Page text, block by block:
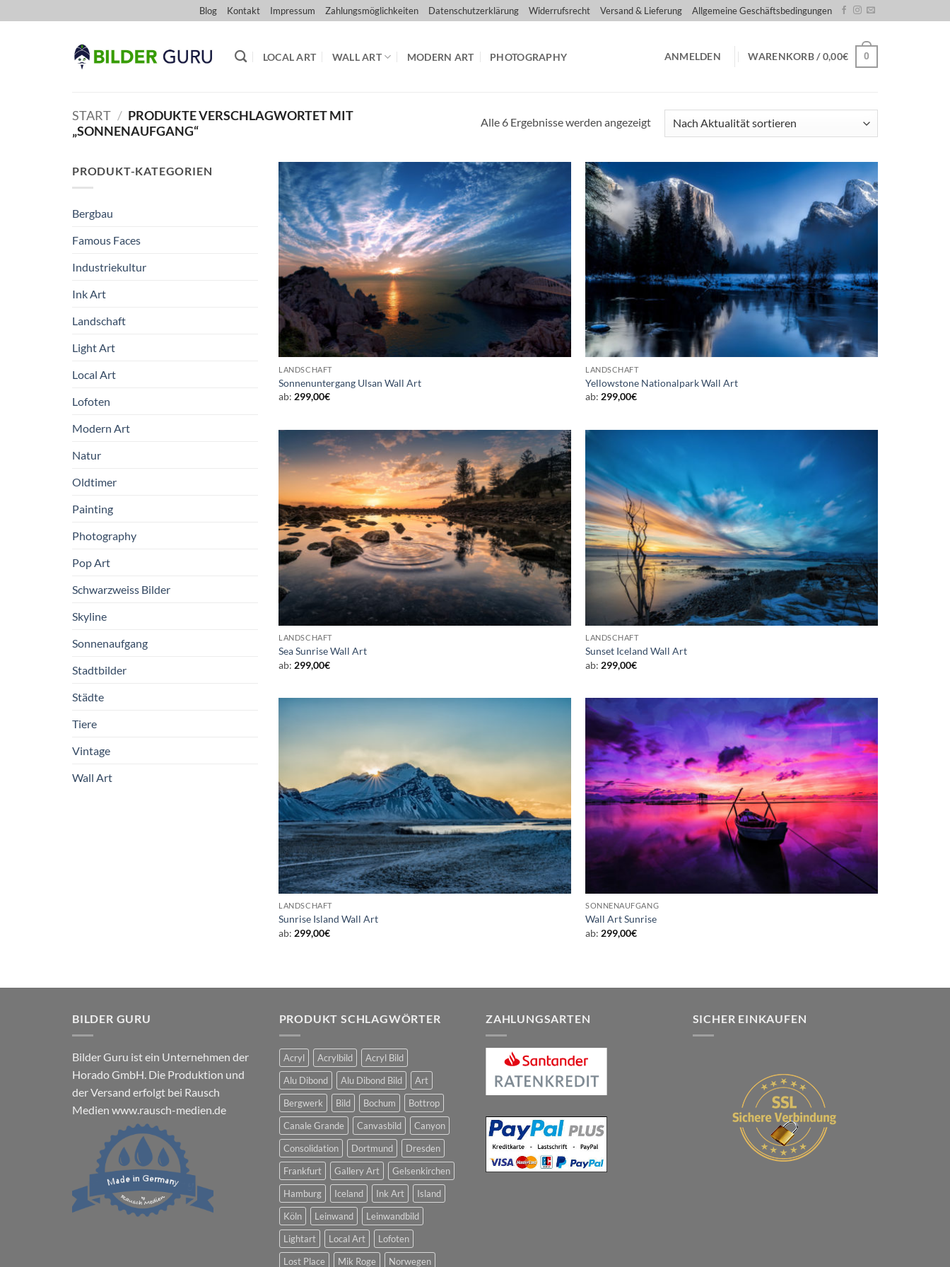
Inhalt
Blog Kontakt Impressum Zahlungsmöglichkeiten Datenschutzerklärung Widerrufsrecht Versand & Lieferung Allgemeine Geschäftsbedingungen
LOCAL ART WALL ART MODERN ART PHOTOGRAPHY ANMELDEN WARENKORB /0,00€ 0
START / PRODUKTE VERSCHLAGWORTET MIT
„SONNENAUFGANG“
Alle 6 Ergebnisse werden angezeigtNach
Aktualität
PRODUKT-KATEGORIEN
Bergbau
Famous Faces
Industriekultur
Ink Art
Landschaft
Light Art
Local Art
Lofoten
Modern Art
Natur
Oldtimer
Painting
Photography
Pop Art
Schwarzweiss Bilder
Skyline
Sonnenaufgang
Stadtbilder
Städte
Tiere
Vintage
Wall Art
LANDSCHAFT
Sonnenuntergang Ulsan Wall Art
ab: 299,00€
LANDSCHAFT
Yellowstone Nationalpark Wall Art
ab: 299,00€
LANDSCHAFT
Sea Sunrise Wall Art
ab: 299,00€
LANDSCHAFT
Sunset Iceland Wall Art
ab: 299,00€
LANDSCHAFT
Sunrise Island Wall Art
ab: 299,00€
SONNENAUFGANG
Wall Art Sunrise
ab: 299,00€
BILDER GURU
Bilder Guru ist ein Unternehmen der
Horado GmbH. Die Produktion und
der Versand erfolgt bei Rausch
Medien www.rausch-medien.de
PRODUKT SCHLAGWÖRTER
Acryl Acrylbild
Acryl Bild
Alu Dibond
Alu Dibond Bild
Art
Bergwerk
Bild Bochum
Bottrop
Canale Grande
Canvasbild
Canyon
Consolidation
Dortmund
Dresden
Frankfurt
Gallery Art
Gelsenkirchen
Hamburg
Iceland Ink Art
Island
Köln
Leinwand
Leinwandbild
Lightart
Local Art
Lofoten
Lost Place
Mik Roge Norwegen
ZAHLUNGSARTEN SICHER EINKAUFEN